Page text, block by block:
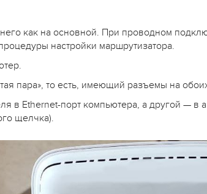
как на основной. При проводном
настройки маршрутизатора.
пара», то есть, имеющий разъемы на
в Ethernet-порт компьютера, а другой —
щелчка).